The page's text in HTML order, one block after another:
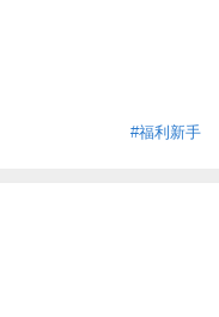
#福利新手